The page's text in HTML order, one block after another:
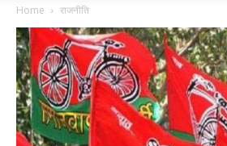
Home राजनीति